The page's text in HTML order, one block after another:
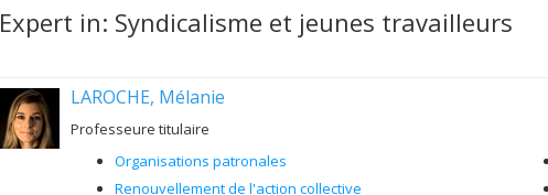
Expert in: Syndicalisme et jeunes travailleurs
LAROCHE, Mélanie
Professeure titulaire
Organisations patronales
Renouvellement de l'action collective